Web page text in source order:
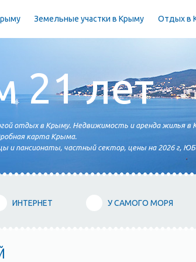
Земельные участки в Крыму Отдых в
21 лет
отдых в Крыму. Недвижимость и аренда жилья в
карта Крыма.
и пансионаты, частный сектор, цены на 2026 г,
ИНТЕРНЕТ У САМОГО МОРЯ